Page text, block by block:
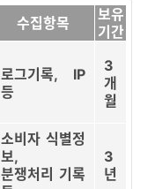
수집항목
보유
기간
로그기록, IP
등
3
개
월
소비자 식별정
보,
분쟁처리 기록
3
년